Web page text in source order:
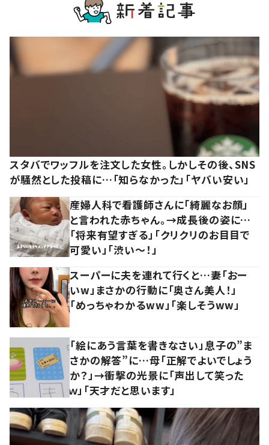
スタバでワッフルを注文した女性。しかしその後、SNS
が騒然とした投稿に…「知らなかった」「ヤバい安い」
産婦人科で看護師さんに「綺麗なお顔」
と言われた赤ちゃん。→成長後の姿に…
「将来有望すぎる」「クリクリのお目目で
可愛い」「渋い～！」
スーパーに夫を連れて行くと…妻「おー
いw」まさかの行動に「奥さん美人！」
「めっちゃわかるww」「楽しそうww」
「絵にあう言葉を書きなさい」息子の”ま
さかの解答”に…母「正解でよいでしょう
か？」→衝撃の光景に「声出して笑った
ｗ」「天才だと思います」